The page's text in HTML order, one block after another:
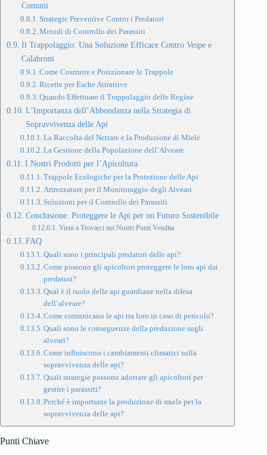
Comuni
Strategie Preventive Contro i Predatori
Metodi di Controllo dei Parassiti
Il Trappolaggio: Una Soluzione Efficace Contro Vespe e
Calabroni
Come Costruire e Posizionare le Trappole
Ricette per Esche Attrattive
Quando Effettuare il Trappolaggio delle Regine
L’Importanza dell’Abbondanza nella Strategia di
Sopravvivenza delle Api
La Raccolta del Nettare e la Produzione di Miele
La Gestione della Popolazione dell’Alveare
I Nostri Prodotti per l’Apicoltura
Trappole Ecologiche per la Protezione delle Api
Attrezzature per il Monitoraggio degli Alveari
Soluzioni per il Controllo dei Parassiti
Conclusione: Proteggere le Api per un Futuro Sostenibile
Vieni a Trovarci nei Nostri Punti Vendita
FAQ
Quali sono i principali predatori delle api?
Come possono gli apicoltori proteggere le loro api dai
predatori?
Qual è il ruolo delle api guardiane nella difesa
dell’alveare?
Come comunicano le api tra loro in caso di pericolo?
Quali sono le conseguenze della predazione sugli
alveari?
Come influiscono i cambiamenti climatici sulla
sopravvivenza delle api?
Quali strategie possono adottare gli apicoltori per
gestire i parassiti?
Perché è importante la produzione di miele per la
sopravvivenza delle api?
Punti Chiave